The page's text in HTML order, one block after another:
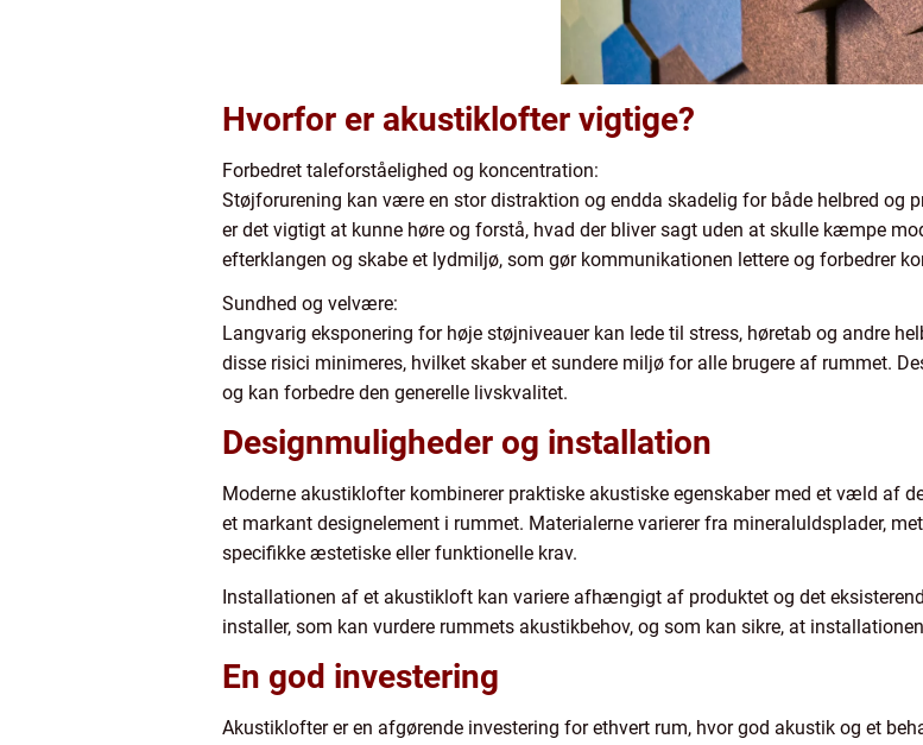
Hvorfor er akustiklofter vigtige?
Forbedret taleforståelighed og koncentration:
Støjforurening kan være en stor distraktion og endda skadelig for både helbred og
er det vigtigt at kunne høre og forstå, hvad der bliver sagt uden at skulle kæmpe
efterklangen og skabe et lydmiljø, som gør kommunikationen lettere og forbedrer
Sundhed og velvære:
Langvarig eksponering for høje støjniveauer kan lede til stress, høretab og andre
disse risici minimeres, hvilket skaber et sundere miljø for alle brugere af rummet.
og kan forbedre den generelle livskvalitet.
Designmuligheder og installation
Moderne akustiklofter kombinerer praktiske akustiske egenskaber med et væld af
et markant designelement i rummet. Materialerne varierer fra mineraluldsplader,
specifikke æstetiske eller funktionelle krav.
Installationen af et akustikloft kan variere afhængigt af produktet og det
installer, som kan vurdere rummets akustikbehov, og som kan sikre, at
En god investering
Akustiklofter er en afgørende investering for ethvert rum, hvor god akustik og et